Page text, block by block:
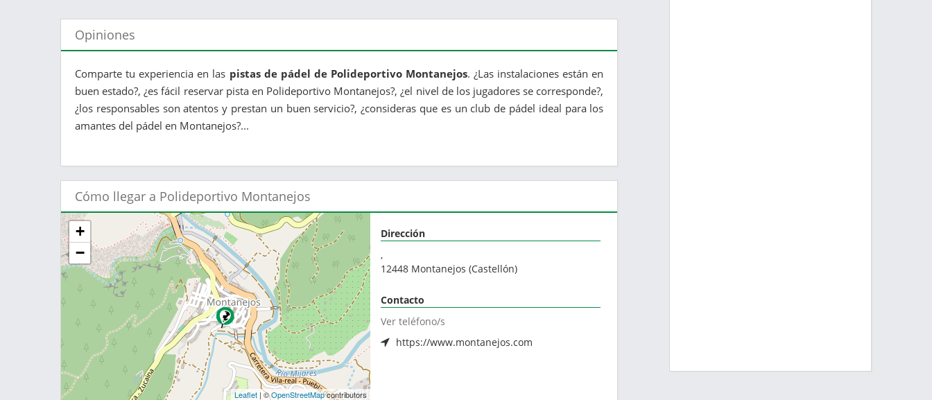
Opiniones
Comparte tu experiencia en las pistas de pádel de Polideportivo Montanejos. ¿Las instalaciones están en
buen estado?, ¿es fácil reservar pista en Polideportivo Montanejos?, ¿el nivel de los jugadores se corresponde?,
¿los responsables son atentos y prestan un buen servicio?, ¿consideras que es un club de pádel ideal para los
amantes del pádel en Montanejos?...
Cómo llegar a Polideportivo Montanejos
+
−
Leaflet | ©OpenStreetMapcontributors
Dirección
,
12448 Montanejos (Castellón)
Contacto
Ver teléfono/s
https://www.montanejos.com